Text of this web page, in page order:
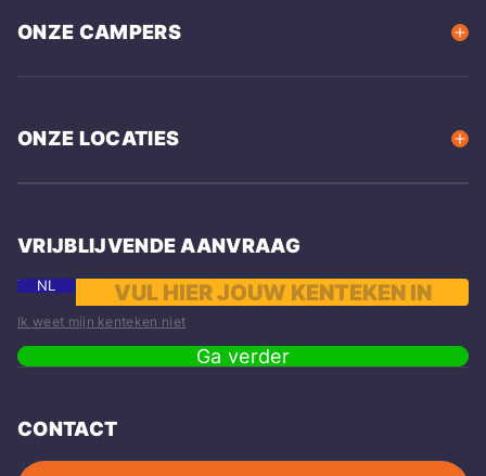
ONZE CAMPERS
ONZE LOCATIES
VRIJBLIJVENDE AANVRAAG
NL
Ik weet mijn kenteken niet
Ga verder
CONTACT